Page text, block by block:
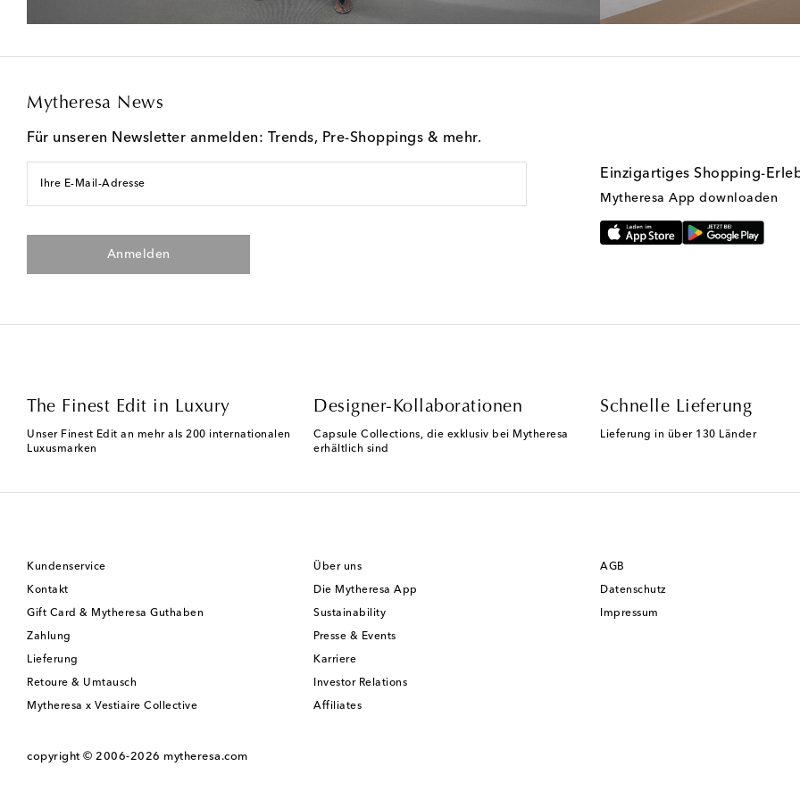
Mytheresa News
Für unseren Newsletter anmelden: Trends, Pre-Shoppings & mehr.
Ihre E-Mail-Adresse
Anmelden
Einzigartiges Shopping-
Mytheresa App downloaden
The Finest Edit in Luxury
Unser Finest Edit an mehr als 200 internationalen
Luxusmarken
Designer-Kollaborationen
Capsule Collections, die exklusiv bei Mytheresa
erhältlich sind
Schnelle Lieferung
Lieferung in über 130 Länder
Kundenservice
Kontakt
Gift Card & Mytheresa Guthaben
Zahlung
Lieferung
Retoure & Umtausch
Mytheresa x Vestiaire Collective
Über uns
Die Mytheresa App
Sustainability
Presse & Events
Karriere
Investor Relations
Affiliates
AGB
Datenschutz
Impressum
copyright © 2006-2026 mytheresa.com